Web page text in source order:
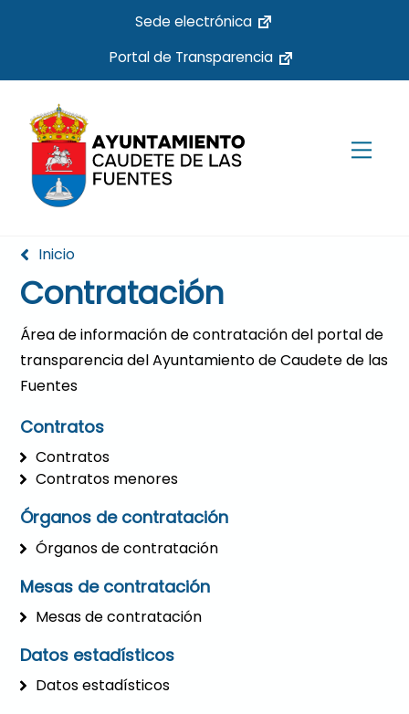
Sede electrónica
Portal de Transparencia
Inicio
Contratación
Área de información de contratación del portal de
transparencia del Ayuntamiento de Caudete de las
Fuentes
Contratos
Contratos
Contratos menores
Órganos de contratación
Órganos de contratación
Mesas de contratación
Mesas de contratación
Datos estadísticos
Datos estadísticos